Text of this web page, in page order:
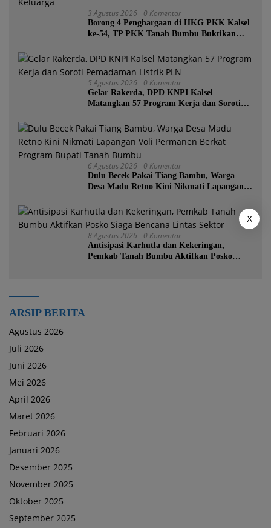
3 Agustus 2026 0 Komentar
Borong 4 Penghargaan di HKG PKK Kalsel
ke-54, TP PKK Tanah Bumbu Buktikan
5 Agustus 2026 0 Komentar
Gelar Rakerda, DPD KNPI Kalsel
Matangkan 57 Program Kerja dan Soroti
6 Agustus 2026 0 Komentar
Dulu Becek Pakai Tiang Bambu, Warga
Desa Madu Retno Kini Nikmati Lapangan
Tanah Bumbu
8 Agustus 2026 0 Komentar
Antisipasi Karhutla dan Kekeringan,
Pemkab Tanah Bumbu Aktifkan Posko
ARSIP BERITA
Agustus 2026
Juli 2026
Juni 2026
Mei 2026
April 2026
Maret 2026
Februari 2026
Januari 2026
Desember 2025
November 2025
Oktober 2025
September 2025
X